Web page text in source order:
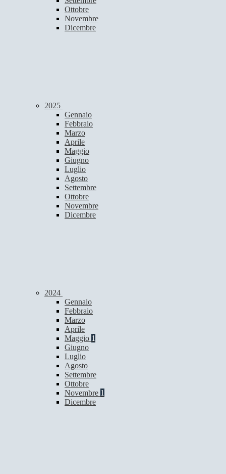
Ottobre
Novembre
Dicembre
2025
Gennaio
Febbraio
Marzo
Aprile
Maggio
Giugno
Luglio
Agosto
Settembre
Ottobre
Novembre
Dicembre
2024
Gennaio
Febbraio
Marzo
Aprile
Maggio 1
Giugno
Luglio
Agosto
Settembre
Ottobre
Novembre 1
Dicembre